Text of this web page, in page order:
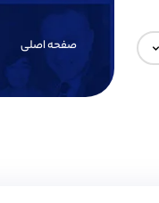
صفحه اصلی